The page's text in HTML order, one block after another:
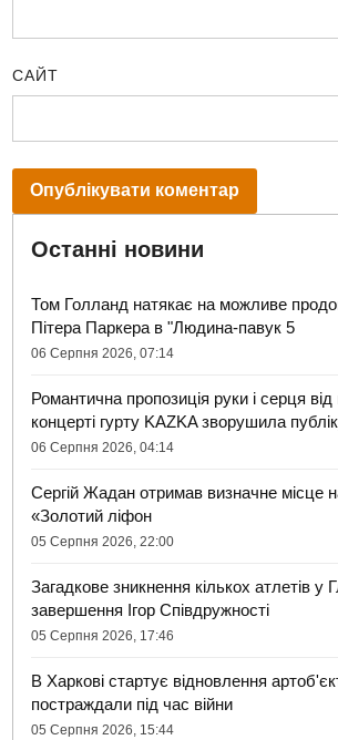
САЙТ
Останні новини
Том Голланд натякає на можливе
Пітера Паркера в "Людина-павук 5
06 Серпня 2026, 07:14
Романтична пропозиція руки і серця від
концерті гурту KAZKA зворушила
06 Серпня 2026, 04:14
Сергій Жадан отримав визначне місце
«Золотий ліфон
05 Серпня 2026, 22:00
Загадкове зникнення кількох атлетів у
завершення Ігор Співдружності
05 Серпня 2026, 17:46
В Харкові стартує відновлення
постраждали під час війни
05 Серпня 2026, 15:44